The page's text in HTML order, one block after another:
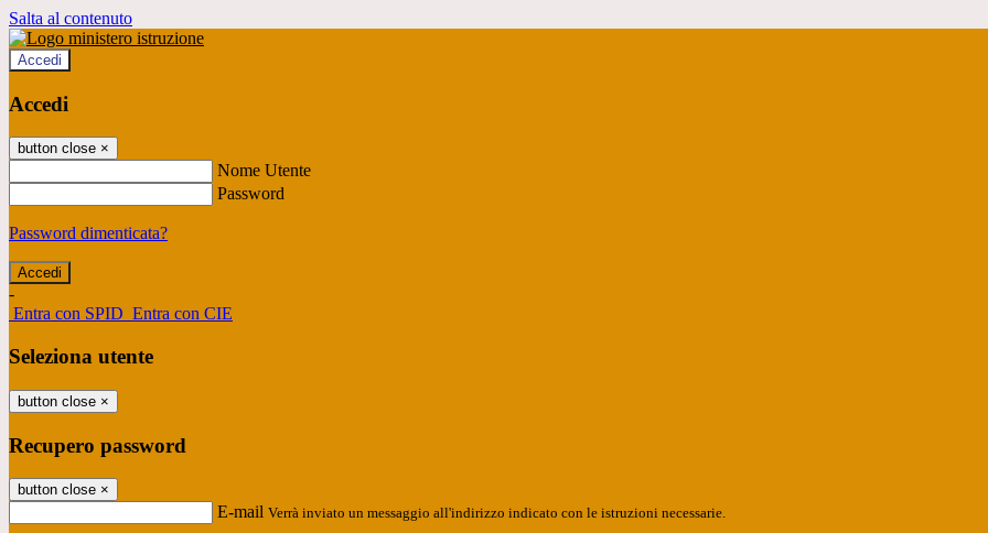
Salta al contenuto
Accedi
Accedi
button close ×
Nome Utente
Password
Password dimenticata?
-
Entra con SPID Entra con CIE
Seleziona utente
button close ×
Recupero password
button close ×
E-mail Verrà inviato un messaggio all'indirizzo indicato con le istruzioni necessarie.